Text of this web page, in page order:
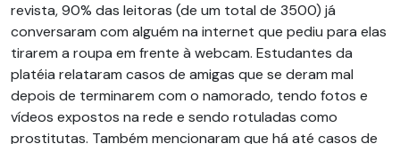
revista, 90% das leitoras (de um total de 3500) já
conversaram com alguém na internet que pediu para elas
tirarem a roupa em frente à webcam. Estudantes da
platéia relataram casos de amigas que se deram mal
depois de terminarem com o namorado, tendo fotos e
vídeos expostos na rede e sendo rotuladas como
prostitutas. Também mencionaram que há até casos de